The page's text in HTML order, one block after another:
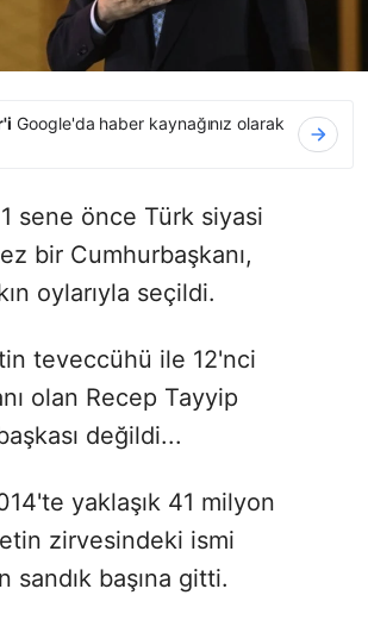
Google'da haber kaynağınız olarak
sene önce Türk siyasi
bir Cumhurbaşkanı,
oylarıyla seçildi.
teveccühü ile 12'nci
olan Recep Tayyip
değildi...
yaklaşık 41 milyon
zirvesindeki ismi
sandık başına gitti.